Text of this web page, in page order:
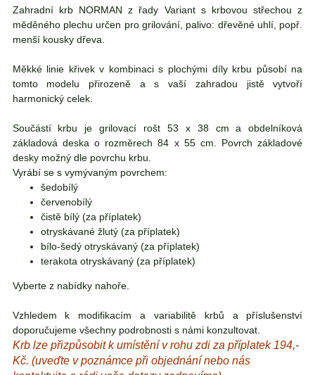
Zahradní krb NORMAN z řady Variant s krbovou střechou z
měděného plechu určen pro grilování, palivo: dřevěné uhlí, popř.
menší kousky dřeva.
Měkké linie křivek v kombinaci s plochými díly krbu působí na
tomto modelu přirozeně a s vaší zahradou jistě vytvoří
harmonický celek.
Součástí krbu je grilovací rošt 53 x 38 cm a obdelníková
základová deska o rozměrech 84 x 55 cm. Povrch základové
desky možný dle povrchu krbu.
Vyrábí se s vymývaným povrchem:
šedobílý
červenobílý
čistě bílý (za příplatek)
otryskávané žlutý (za příplatek)
bílo-šedý otryskávaný (za příplatek)
terakota otryskávaný (za příplatek)
Vyberte z nabídky nahoře.
Vzhledem k modifikacím a variabilitě krbů a příslušenství
doporučujeme všechny podrobnosti s námi konzultovat.
Krb lze přizpůsobit k umístění v rohu zdi za příplatek 194,-
Kč. (uveďte v poznámce při objednání nebo nás